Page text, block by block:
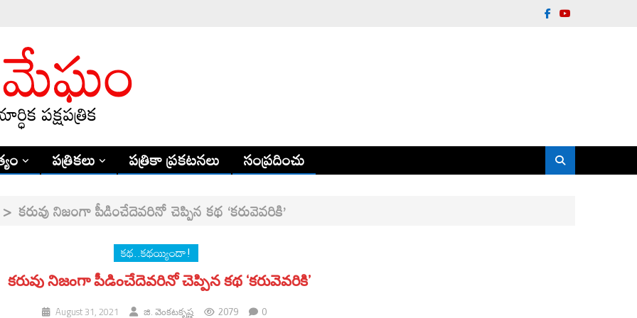
పత్రికలు పత్రికా ప్రకటనలు సంప్రదించు
> కరువు నిజంగా పీడించేదెవరినో చెప్పిన కథ ‘కరువెవరికి’
కథ..కథయ్యిందా!
కరువు నిజంగా పీడించేదెవరినో చెప్పిన కథ ‘కరువెవరికి’
August 31, 2021 జి. వెంక‌ట‌కృష్ణ‌ 2079 0